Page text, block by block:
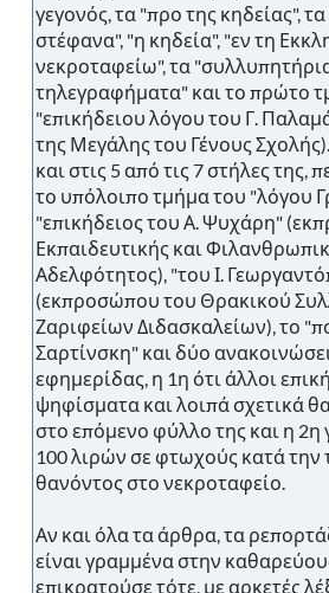
γεγονός, τα "προ της κηδείας",
στέφανα", "η κηδεία", "εν τη
νεκροταφείω", τα
τηλεγραφήματα" και το πρώτο
"επικήδειου λόγου του Γ.
της Μεγάλης του Γένους
και στις 5 από τις 7 στήλες της,
το υπόλοιπο τμήμα του "λόγου
"επικήδειος του Α. Ψυχάρη"
Εκπαιδευτικής και
Αδελφότητος), "του Ι.
(εκπροσώπου του Θρακικού
Ζαριφείων Διδασκαλείων), το
Σαρτίνσκη" και δύο
εφημερίδας, η 1η ότι άλλοι
ψηφίσματα και λοιπά σχετικά
στο επόμενο φύλλο της και η 2η
100 λιρών σε φτωχούς κατά την
θανόντος στο νεκροταφείο.
Αν και όλα τα άρθρα, τα
είναι γραμμένα στην
επικρατούσε τότε, με αρκετές